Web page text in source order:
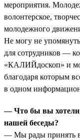
мероприятия.
волонтерское,
молодежного
Не могу не
для сотрудников —
«КАЛИЙдоскоп» и
благодаря которым
в одном
— Что бы вы хотели
нашей беседы?
— Мы рады принять в